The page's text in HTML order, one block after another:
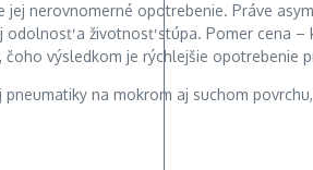
nerovnomerné opotrebenie. Práve
a životnosť stúpa. Pomer cena
výsledkom je rýchlejšie opotrebenie
na mokrom aj suchom